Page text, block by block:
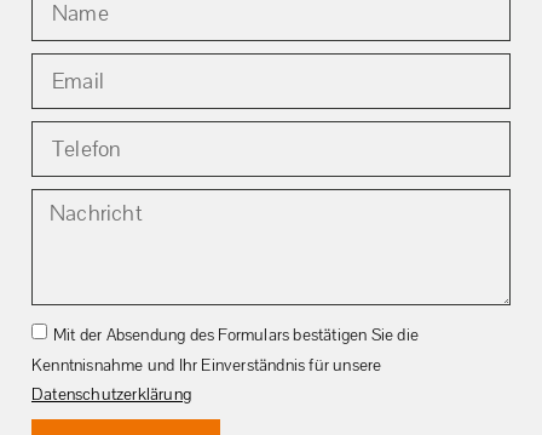
Mit der Absendung des Formulars bestätigen Sie die
Kenntnisnahme und Ihr Einverständnis für unsere
Datenschutzerklärung